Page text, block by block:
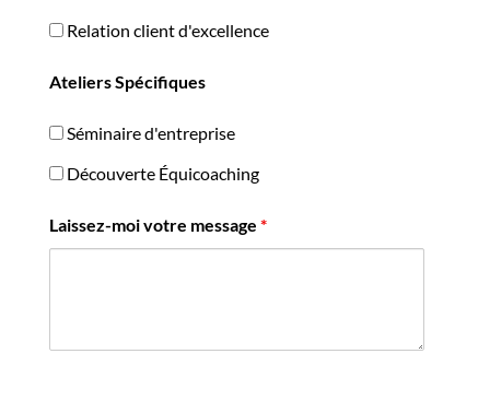
Relation client d'excellence
Ateliers Spécifiques
Séminaire d'entreprise
Découverte Équicoaching
Laissez-moi votre message *